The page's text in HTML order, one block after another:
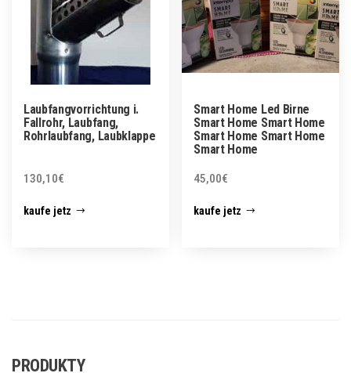
Laubfangvorrichtung i.
Fallrohr, Laubfang,
Rohrlaubfang, Laubklappe
130,10€
kaufe jetz
Smart Home Led Birne
Smart Home Smart Home
Smart Home Smart Home
Smart Home
45,00€
kaufe jetz
PRODUKTY